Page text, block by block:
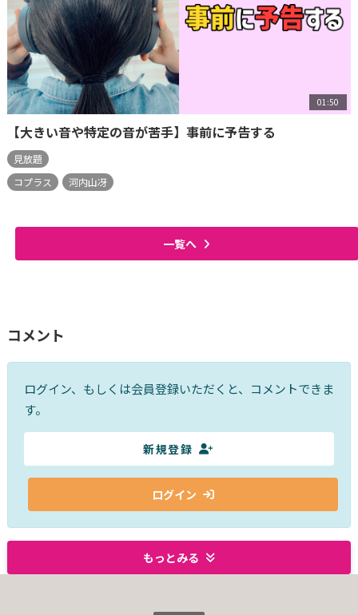
01:50
【大きい音や特定の音が苦手】事前に予告する
見放題
コプラス
河内山冴
一覧へ
コメント
ログイン、もしくは会員登録いただくと、コメントできま
す。
新規登録
ログイン
もっとみる